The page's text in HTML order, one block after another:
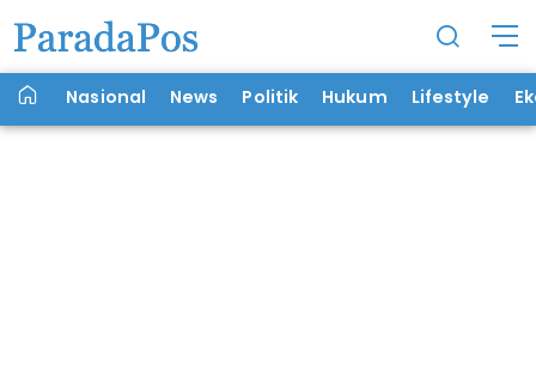
Nasional News Politik Hukum Lifestyle